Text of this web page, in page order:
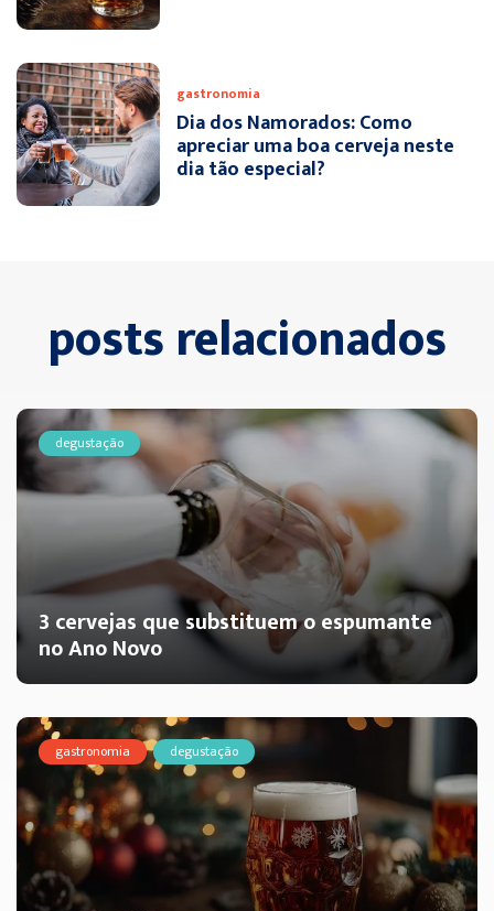
gastronomia
Dia dos Namorados: Como
apreciar uma boa cerveja neste
dia tão especial?
posts relacionados
degustação
3 cervejas que substituem o espumante
no Ano Novo
gastronomia degustação